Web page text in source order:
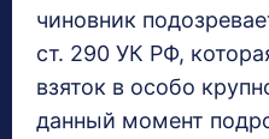
чиновник
ст. 290 УК РФ,
взяток в особо
данный момент